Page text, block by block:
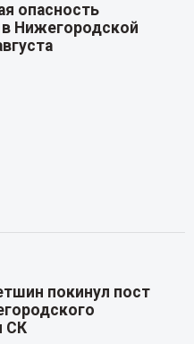
опасность
Нижегородской
покинул пост
СК